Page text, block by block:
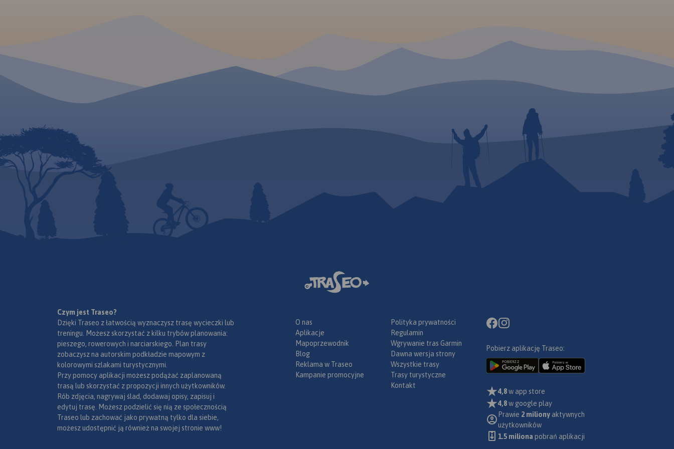
zabytków oraz atrakcji
Czym jest Traseo?
Dzięki Traseo z łatwością wyznaczysz trasę wycieczki lub
treningu. Możesz skorzystać z kilku trybów planowania:
pieszego, rowerowych i narciarskiego. Plan trasy
zobaczysz na autorskim podkładzie mapowym z
kolorowymi szlakami turystycznymi.
Przy pomocy aplikacji możesz podążać zaplanowaną
trasą lub skorzystać z propozycji innych użytkowników.
Rób zdjęcia, nagrywaj ślad, dodawaj opisy, zapisuj i
edytuj trasę. Możesz podzielić się nią ze społecznością
Traseo lub zachować jako prywatną tylko dla siebie,
możesz udostępnić ją również na swojej stronie www!
O nas
Aplikacje
Mapoprzewodnik
Blog
Reklama w Traseo
Kampanie promocyjne
Polityka prywatności
Regulamin
Wgrywanie tras Garmin
Dawna wersja strony
Wszystkie trasy
Trasy turystyczne
Kontakt
Pobierz aplikację Traseo:
4,8w app store
4,8w google play
Prawie 2 miliony aktywnych
użytkowników
1.5 miliona pobrań aplikacji